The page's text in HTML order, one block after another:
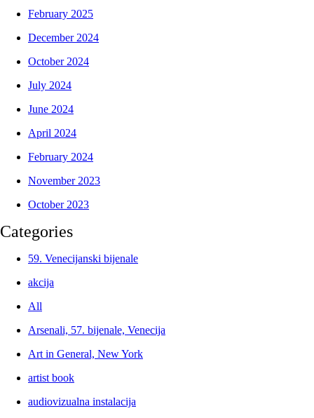
February 2025
December 2024
October 2024
July 2024
June 2024
April 2024
February 2024
November 2023
October 2023
Categories
59. Venecijanski bijenale
akcija
All
Arsenali, 57. bijenale, Venecija
Art in General, New York
artist book
audiovizualna instalacija